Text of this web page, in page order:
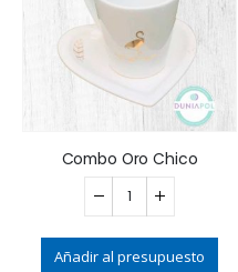
Combo Oro Chico
Añadir al presupuesto